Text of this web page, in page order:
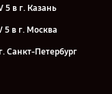
5 в г. Казань
5 в г. Москва
Санкт-Петербург